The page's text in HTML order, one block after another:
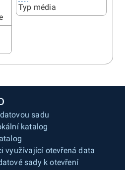
Typ média
sadu
katalog
využívající otevřená data
sady k otevření